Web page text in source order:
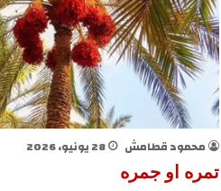
محمود قطامش 28 يونيو، 2026
تمره او جمره